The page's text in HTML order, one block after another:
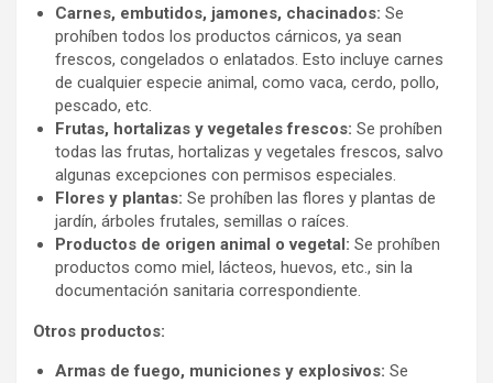
Carnes, embutidos, jamones, chacinados: Se
prohíben todos los productos cárnicos, ya sean
frescos, congelados o enlatados. Esto incluye carnes
de cualquier especie animal, como vaca, cerdo, pollo,
pescado, etc.
Frutas, hortalizas y vegetales frescos: Se prohíben
todas las frutas, hortalizas y vegetales frescos, salvo
algunas excepciones con permisos especiales.
Flores y plantas: Se prohíben las flores y plantas de
jardín, árboles frutales, semillas o raíces.
Productos de origen animal o vegetal: Se prohíben
productos como miel, lácteos, huevos, etc., sin la
documentación sanitaria correspondiente.
Otros productos:
Armas de fuego, municiones y explosivos: Se